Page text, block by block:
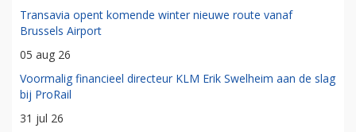
Transavia opent komende winter nieuwe route vanaf
Brussels Airport
05 aug 26
Voormalig financieel directeur KLM Erik Swelheim aan de slag
bij ProRail
31 jul 26